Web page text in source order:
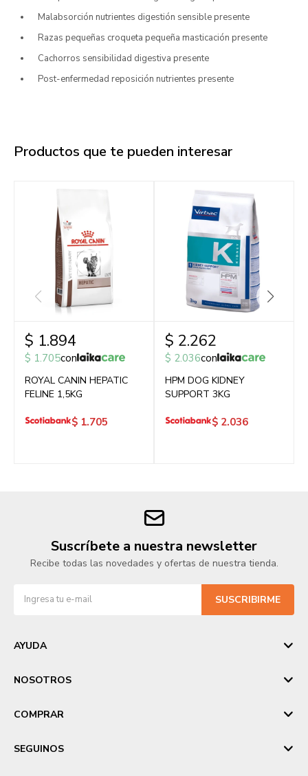
Malabsorción nutrientes digestión sensible presente
Razas pequeñas croqueta pequeña masticación presente
Cachorros sensibilidad digestiva presente
Post-enfermedad reposición nutrientes presente
Productos que te pueden interesar
$ 1.894
$ 1.705con
ROYAL CANIN HEPATIC
FELINE 1,5KG
$ 1.705
$ 2.262
$ 2.036con
HPM DOG KIDNEY
SUPPORT 3KG
$ 2.036
Suscríbete a nuestra newsletter
Recibe todas las novedades y ofertas de nuestra tienda.
SUSCRIBIRME
AYUDA
NOSOTROS
COMPRAR
SEGUINOS